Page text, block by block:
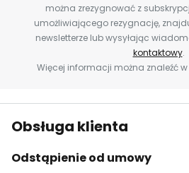
można zrezygnować z
umożliwiającego rezygnację,
newsletterze lub wysyłając
kontaktowy.
Więcej informacji można znaleźć w
Obsługa klienta
Odstąpienie od umowy